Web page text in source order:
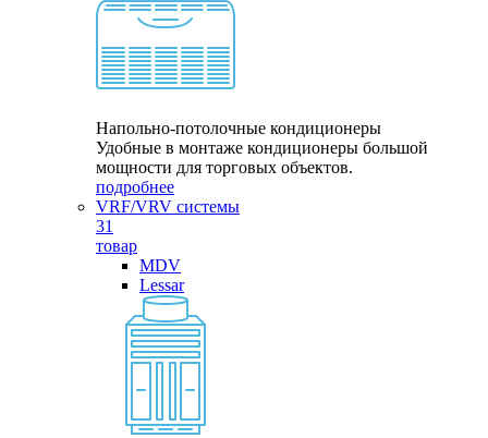
Напольно-потолочные кондиционеры
Удобные в монтаже кондиционеры большой
мощности для торговых объектов.
подробнее
VRF/VRV системы
31
товар
MDV
Lessar